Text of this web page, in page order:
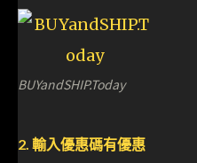
BUYandSHIP.Today
2. 輸入優惠碼有優惠